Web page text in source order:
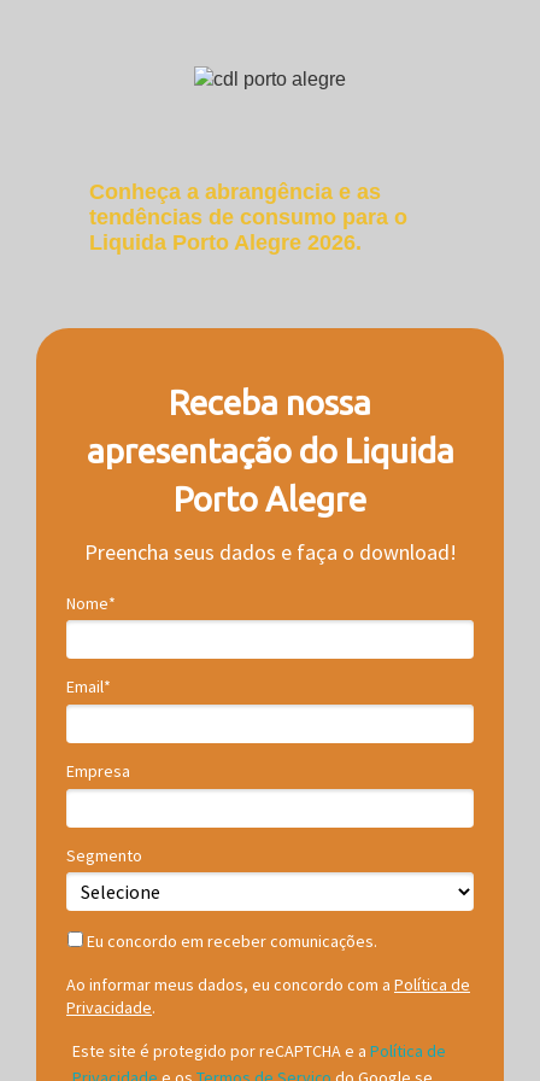
Conheça a abrangência e as
tendências de consumo para o
Liquida Porto Alegre 2026.
Receba nossa
apresentação do Liquida
Porto Alegre
Preencha seus dados e faça o download!
Nome*
Email*
Empresa
Segmento
Eu concordo em receber comunicações.
Ao informar meus dados, eu concordo com a Política de
Privacidade.
Este site é protegido por reCAPTCHA e a Política de